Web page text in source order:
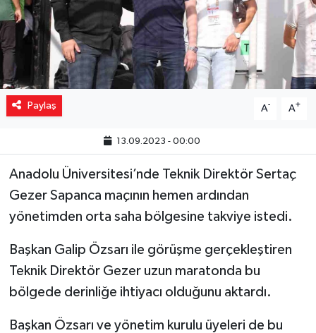
Paylaş A- A+
13.09.2023 - 00:00
Anadolu Üniversitesi’nde Teknik Direktör Sertaç
Gezer Sapanca maçının hemen ardından
yönetimden orta saha bölgesine takviye istedi.
Başkan Galip Özsarı ile görüşme gerçekleştiren
Teknik Direktör Gezer uzun maratonda bu
bölgede derinliğe ihtiyacı olduğunu aktardı.
Başkan Özsarı ve yönetim kurulu üyeleri de bu